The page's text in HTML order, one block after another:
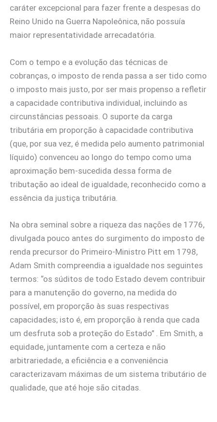
caráter excepcional para fazer frente a despesas do
Reino Unido na Guerra Napoleônica, não possuía
maior representatividade arrecadatória.
Com o tempo e a evolução das técnicas de
cobranças, o imposto de renda passa a ser tido como
o imposto mais justo, por ser mais propenso a refletir
a capacidade contributiva individual, incluindo as
circunstâncias pessoais. O suporte da carga
tributária em proporção à capacidade contributiva
(que, por sua vez, é medida pelo aumento patrimonial
líquido) convenceu ao longo do tempo como uma
aproximação bem-sucedida dessa forma de
tributação ao ideal de igualdade, reconhecido como a
essência da justiça tributária.
Na obra seminal sobre a riqueza das nações de 1776,
divulgada pouco antes do surgimento do imposto de
renda precursor do Primeiro-Ministro Pitt em 1798,
Adam Smith compreendia a igualdade nos seguintes
termos: “os súditos de todo Estado devem contribuir
para a manutenção do governo, na medida do
possível, em proporção às suas respectivas
capacidades; isto é, em proporção à renda que cada
um desfruta sob a proteção do Estado”
. Em Smith, a
equidade, juntamente com a certeza e não
arbitrariedade, a eficiência e a conveniência
caracterizavam máximas de um sistema tributário de
qualidade, que até hoje são citadas.